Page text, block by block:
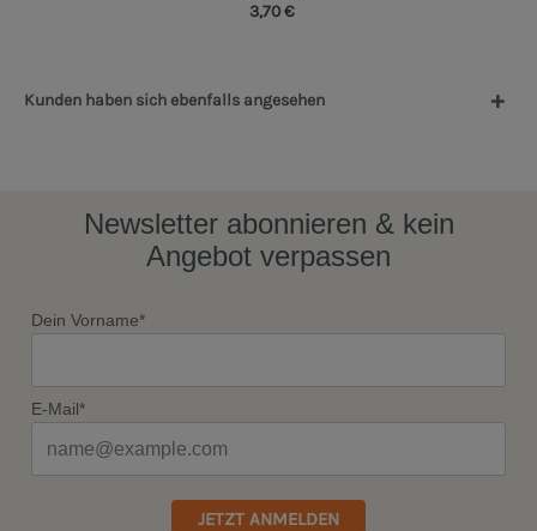
3,70 €
Kunden haben sich ebenfalls angesehen
Newsletter abonnieren & kein
Angebot verpassen
Dein Vorname*
E-Mail*
JETZT ANMELDEN